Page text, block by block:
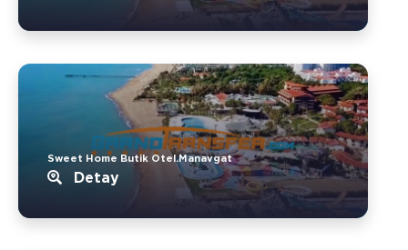
Sweet Home Butik Otel.Manavgat
Detay